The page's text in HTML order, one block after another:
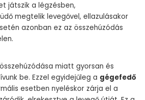
játszik a légzésben,
megtelik levegővel, ellazulásakor
azonban ez az összehúzódás
miatt gyorsan és
be. Ezzel egyidejűleg a gégefedő
esetben nyeléskor zárja el a